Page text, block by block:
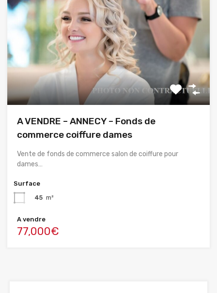
A VENDRE – ANNECY – Fonds de
commerce coiffure dames
Vente de fonds de commerce salon de coiffure pour
dames…
Surface
45 m²
A vendre
77,000€